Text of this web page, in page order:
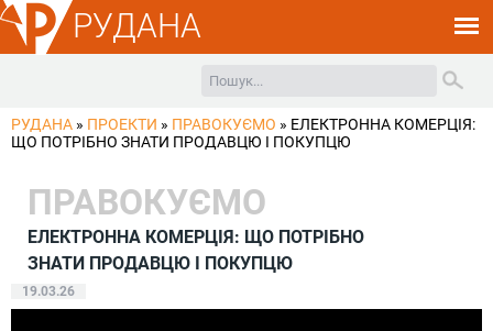
РУДАНА
РУДАНА » ПРОЕКТИ » ПРАВОКУЄМО » ЕЛЕКТРОННА КОМЕРЦІЯ:
ЩО ПОТРІБНО ЗНАТИ ПРОДАВЦЮ І ПОКУПЦЮ
ПРАВОКУЄМО
ЕЛЕКТРОННА КОМЕРЦІЯ: ЩО ПОТРІБНО
ЗНАТИ ПРОДАВЦЮ І ПОКУПЦЮ
19.03.26